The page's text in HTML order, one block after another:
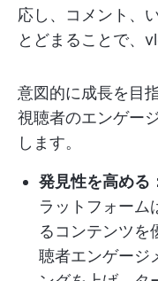
応し、コメント、
とどまることで、
意図的に成長を目
視聴者のエンゲー
します。
発見性を高める
ラットフォーム
るコンテンツを
聴者エンゲージ